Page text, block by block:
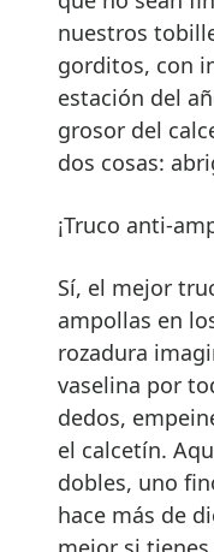
nuestros
gorditos, con
estación del
grosor del
dos cosas:
¡Truco anti-
Sí, el mejor
ampollas en
rozadura
vaselina por
dedos,
el calcetín.
dobles, uno
hace más de